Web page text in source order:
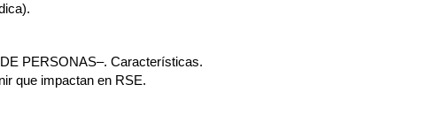
PERSONAS–. Características.
que impactan en RSE.